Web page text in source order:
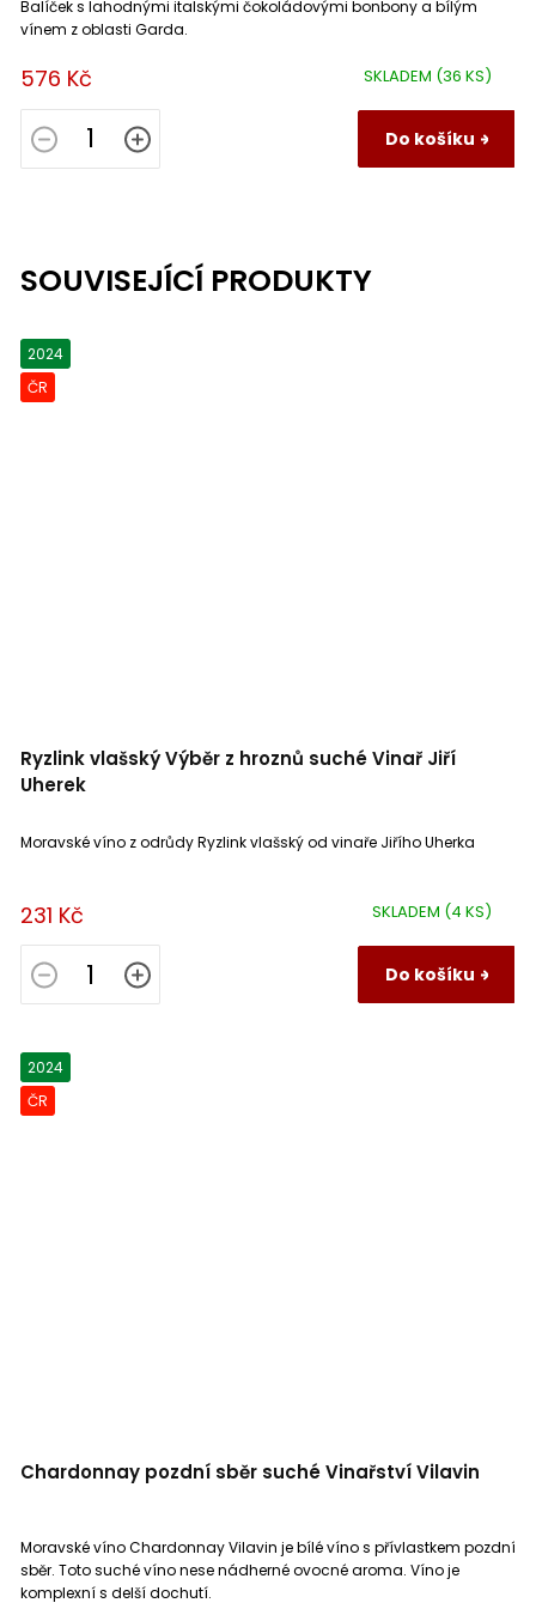
SKLADEM (36 KS)
576 Kč
Do košíku
Balíček s lahodnými italskými čokoládovými bonbony a bílým
vínem z oblasti Garda.
SOUVISEJÍCÍ PRODUKTY
2024
ČR
Ryzlink vlašský Výběr z hroznů suché Vinař Jiří
Uherek
SKLADEM (4 KS)
231 Kč
Do košíku
Moravské víno z odrůdy Ryzlink vlašský od vinaře Jiřího Uherka
2024
ČR
Chardonnay pozdní sběr suché Vinařství Vilavin
Moravské víno Chardonnay Vilavin je bílé víno s přívlastkem pozdní
sběr. Toto suché víno nese nádherné ovocné aroma. Víno je
komplexní s delší dochutí.